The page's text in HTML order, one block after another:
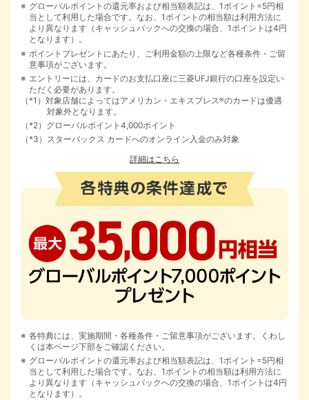
グローバルポイントの還元率および相当額表記は、1ポイント=5円相
当として利用した場合です。なお、1ポイントの相当額は利用方法に
より異なります（キャッシュバックへの交換の場合、1ポイントは4円
となります）。
ポイントプレゼントにあたり、ご利用金額の上限など各種条件・ご留
意事項がございます。
エントリーには、カードのお支払口座に三菱UFJ銀行の口座を設定い
ただく必要があります。
（*1）対象店舗によってはアメリカン・エキスプレス®のカードは優遇
対象外となります。
（*2）グローバルポイント4,000ポイント
（*3）スターバックス カードへのオンライン入金のみ対象
詳細はこちら
各特典には、実施期間・各種条件・ご留意事項がございます。くわし
くは本ページ下部をご確認ください。
グローバルポイントの還元率および相当額表記は、1ポイント=5円相
当として利用した場合です。なお、1ポイントの相当額は利用方法に
より異なります（キャッシュバックへの交換の場合、1ポイントは4円
となります）。